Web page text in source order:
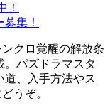
！
集！
クロ覚醒の解放条
。パズドラマスタ
道、入手方法やス
うぞ。